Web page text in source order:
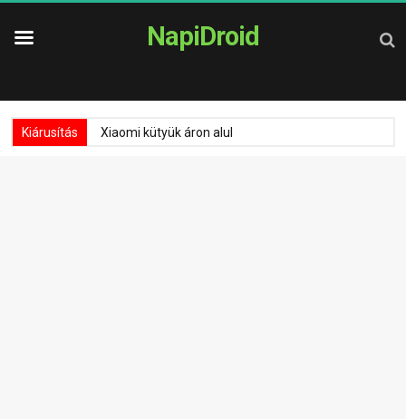
NapiDroid
Kiárusítás Xiaomi kütyük áron alul